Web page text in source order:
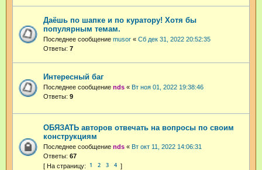
Даёшь по шапке и по куратору! Хотя бы
популярным темам.
Последнее сообщение musor « Сб дек 31, 2022 20:52:35
Ответы: 7
Интересный баг
Последнее сообщение nds « Вт ноя 01, 2022 19:38:46
Ответы: 9
ОБЯЗАТЬ авторов отвечать на вопросы по своим
конструкциям
Последнее сообщение nds « Вт окт 11, 2022 14:06:31
Ответы: 67
1 2 3 4